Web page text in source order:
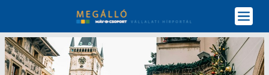
tartalomra